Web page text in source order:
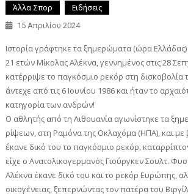
Άλλα Σπορ Ειδήσεις
15 Απριλίου 2024
Ιστορία γράφτηκε τα ξημερώματα (ώρα Ελλάδας)
21 ετών Μίκολας Αλέκνα, γεννημένος στις 28
κατέρριψε το παγκόσμιο ρεκόρ στη
άντεχε από τις 6 Ιουνίου 1986 και ήταν το
κατηγορία των ανδρών!
Ο αθλητής από τη Λιθουανία αγωνίστηκε τα
ρίψεων, στη Ραμόνα της Οκλαχόμα (ΗΠΑ), και με
έκανε δικό του το παγκόσμιο ρεκόρ,
είχε ο Ανατολικογερμανός Γιούργκεν Σουλτ.
Αλέκνα έκανε δικό του και το ρεκόρ Ευρώπης,
οικογένειας, ξεπερνώντας τον πατέρα του